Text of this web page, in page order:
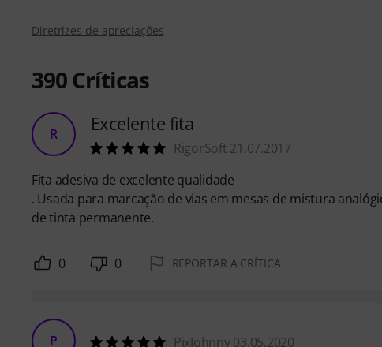
Diretrizes de apreciações
390 Críticas
R Excelente fita
RigorSoft 21.07.2017
Fita adesiva de excelente qualidade
. Usada para marcação de vias em mesas de mistura
de tinta permanente.
0 0 REPORTAR A CRÍTICA
P PixJohnny 03.05.2020